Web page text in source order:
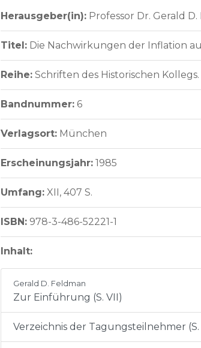
Herausgeber(in): Professor Dr. Gerald
Titel: Die Nachwirkungen der Inflation
Reihe: Schriften des Historischen
Bandnummer: 6
Verlagsort: München
Erscheinungsjahr: 1985
Umfang: XII, 407 S.
ISBN: 978-3-486-52221-1
Inhalt:
Gerald D. Feldman
Zur Einführung (S. VII)
Verzeichnis der Tagungsteilnehmer (S.